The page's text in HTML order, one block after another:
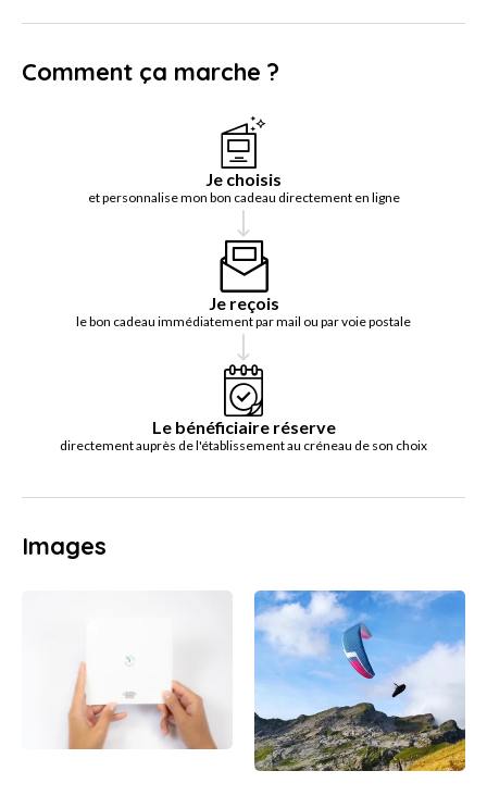
Comment ça marche ?
Je choisis
et personnalise mon bon cadeau directement en ligne
Je reçois
le bon cadeau immédiatement par mail ou par voie postale
Le bénéficiaire réserve
directement auprès de l'établissement au créneau de son choix
Images